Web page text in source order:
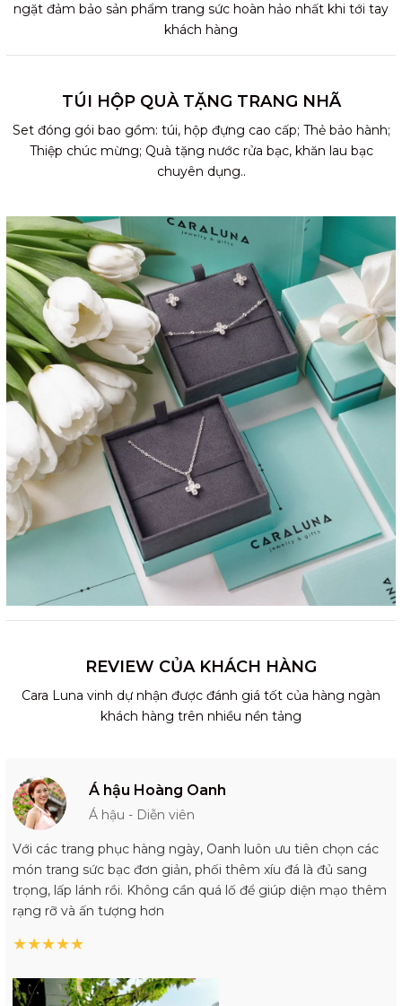
ngặt đảm bảo sản phẩm trang sức hoàn hảo nhất khi tới tay
khách hàng
TÚI HỘP QUÀ TẶNG TRANG NHÃ
Set đóng gói bao gồm: túi, hộp đựng cao cấp; Thẻ bảo hành;
Thiệp chúc mừng; Quà tặng nước rửa bạc, khăn lau bạc
chuyên dụng..
REVIEW CỦA KHÁCH HÀNG
Cara Luna vinh dự nhận được đánh giá tốt của hàng ngàn
khách hàng trên nhiều nền tảng
Á hậu Hoàng Oanh
Á hậu - Diễn viên
Với các trang phục hàng ngày, Oanh luôn ưu tiên chọn các
món trang sức bạc đơn giản, phối thêm xíu đá là đủ sang
trọng, lấp lánh rồi. Không cần quá lố để giúp diện mạo thêm
rạng rỡ và ấn tượng hơn
★★★★★